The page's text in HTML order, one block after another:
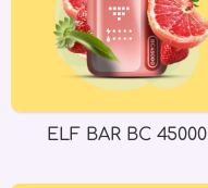
ELF BAR BC 45000